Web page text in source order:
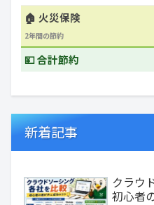
🏠 火災保険
2年間の節約
💴 合計節約
新着記事
クラウ
初心者